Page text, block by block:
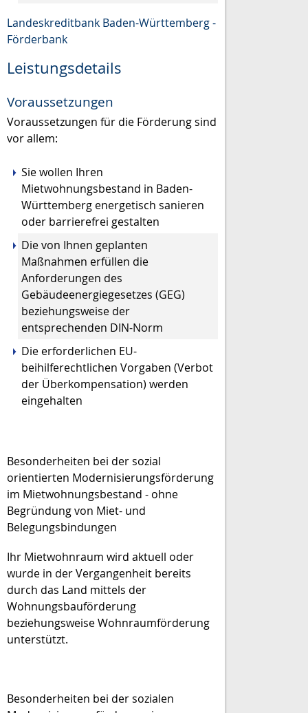
Landeskreditbank Baden-Württemberg -
Förderbank
Leistungsdetails
Voraussetzungen
Voraussetzungen für die Förderung sind
vor allem:
Sie wollen Ihren
Mietwohnungsbestand in Baden-
Württemberg energetisch sanieren
oder barrierefrei gestalten
Die von Ihnen geplanten
Maßnahmen erfüllen die
Anforderungen des
Gebäudeenergiegesetzes (GEG)
beziehungsweise der
entsprechenden DIN-Norm
Die erforderlichen EU-
beihilferechtlichen Vorgaben (Verbot
der Überkompensation) werden
eingehalten
Besonderheiten bei der sozial
orientierten Modernisierungsförderung
im Mietwohnungsbestand - ohne
Begründung von Miet- und
Belegungsbindungen
Ihr Mietwohnraum wird aktuell oder
wurde in der Vergangenheit bereits
durch das Land mittels der
Wohnungsbauförderung
beziehungsweise Wohnraumförderung
unterstützt.
Besonderheiten bei der sozialen